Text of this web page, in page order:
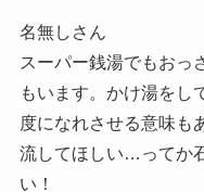
名無しさん
スーパー銭湯でもおっ
もいます。かけ湯をし
度になれさせる意味も
流してほしい…ってか
い！